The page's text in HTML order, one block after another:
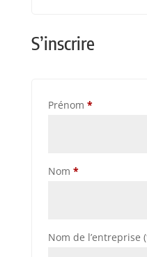
S’inscrire
Prénom *
Nom *
Nom de l’entreprise